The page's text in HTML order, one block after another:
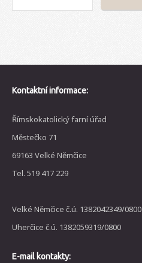
Kontaktní informace:
Římskokatolický farní úřad
Městečko 71
69163 Velké Němčice
Tel. 519 417 229
Velké Němčice č.ú. 1382042349/0800
Uherčice č.ú. 1382059319/0800
E-mail kontakty: